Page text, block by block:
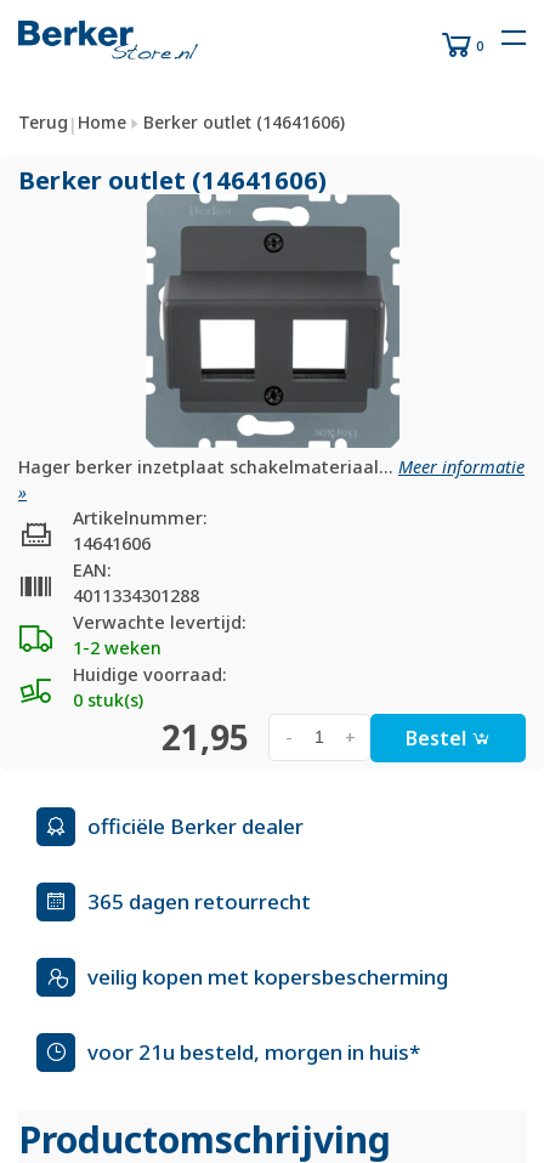
0
Terug | Home Berker outlet (14641606)
Berker outlet (14641606)
Hager berker inzetplaat schakelmateriaal... Meer informatie
»
Verwachte levertijd:
1-2 weken
Huidige voorraad:
0 stuk(s)
Artikelnummer:
14641606
EAN:
4011334301288
21,95 +
- Bestel
officiële Berker dealer
365 dagen retourrecht
veilig kopen met kopersbescherming
voor 21u besteld, morgen in huis*
Productomschrijving